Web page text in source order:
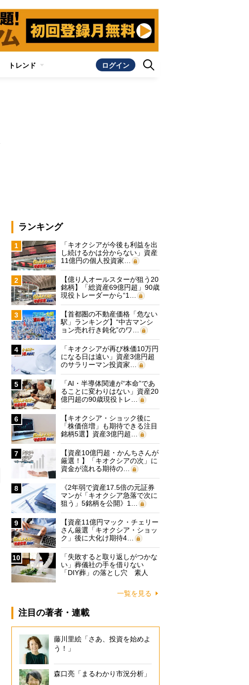
トレンド ログイン
ランキング
1
「キオクシアが今後も利益を出
し続けるかは分からない」資産
11億円の個人投資家…
2
【億り人オールスターが狙う20
銘柄】「総資産69億円超」90歳
現役トレーダーから“1…
3
【首都圏の不動産価格「危ない
駅」ランキング】“中古マンシ
ョン売れ行き鈍化”のワ…
4
「キオクシアが再び株価10万円
になる日は遠い」資産3億円超
のサラリーマン投資家…
5
「AI・半導体関連が“本命”であ
ることに変わりはない」資産20
億円超の90歳現役トレ…
6
【キオクシア・ショック後に
「株価倍増」も期待できる注目
銘柄5選】資産3億円超…
7
【資産10億円超・かんちさんが
厳選！】「キオクシアの次」に
資金が流れる期待の…
8
《2年弱で資産17.5倍の元証券
マンが「キオクシア急落で次に
狙う」5銘柄を公開》1…
9
【資産11億円マック・チェリー
さん厳選「キオクシア・ショッ
ク」後に大化け期待4…
10
「失敗すると取り返しがつかな
い」葬儀社の手を借りない
「DIY葬」の落とし穴 素人
一覧を見る
注目の著者・連載
藤川里絵「さあ、投資を始めよ
う！」
森口亮「まるわかり市況分析」